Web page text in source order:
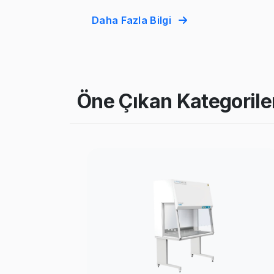
Daha Fazla Bilgi
Öne Çıkan